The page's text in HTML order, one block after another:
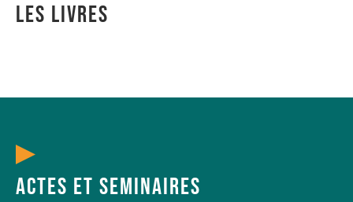
Les livres
Actes et seminaires